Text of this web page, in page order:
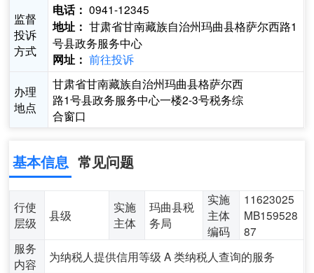
监督
投诉
方式
电话： 0941-12345
地址： 甘肃省甘南藏族自治州玛曲县格萨尔西路1
号县政务服务中心
网址： 前往投诉
办理
地点
甘肃省甘南藏族自治州玛曲县格萨尔西
路1号县政务服务中心一楼2-3号税务综
合窗口
基本信息 常见问题
行使
层级
县级
实施
主体
玛曲县税
务局
实施
主体
编码
11623025
MB159528
87
服务
内容
为纳税人提供信用等级 A 类纳税人查询的服务